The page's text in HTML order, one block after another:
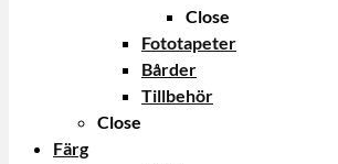
Close
Fototapeter
Bårder
Tillbehör
Close
Färg